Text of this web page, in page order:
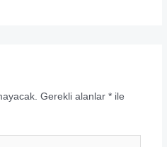
Gerekli alanlar *ile